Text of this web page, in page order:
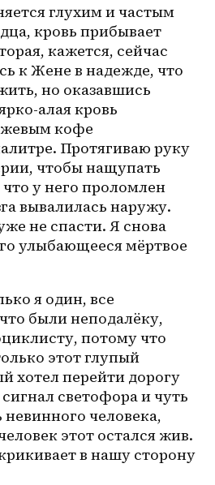
глухим и частым
кровь прибывает
кажется, сейчас
к Жене в надежде, что
но оказавшись
алая кровь
кофе
Протягиваю руку
чтобы нащупать
у него проломлен
вывалилась наружу.
не спасти. Я снова
улыбающееся мёртвое
я один, все
были неподалёку,
потому что
этот глупый
хотел перейти дорогу
светофора и чуть
человека,
этот остался жив.
в нашу сторону